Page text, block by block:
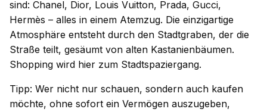
sind: Chanel, Dior, Louis Vuitton, Prada, Gucci,
Hermès – alles in einem Atemzug. Die einzigartige
Atmosphäre entsteht durch den Stadtgraben, der die
Straße teilt, gesäumt von alten Kastanienbäumen.
Shopping wird hier zum Stadtspaziergang.
Tipp: Wer nicht nur schauen, sondern auch kaufen
möchte, ohne sofort ein Vermögen auszugeben,